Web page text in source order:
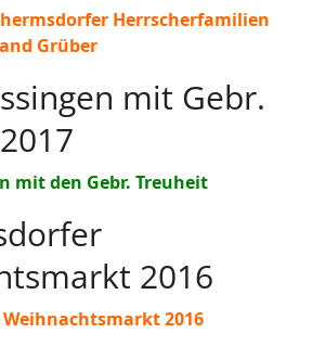
Herrscherfamilien
Grüber
mit Gebr.
mit den Gebr. Treuheit
2016
2016